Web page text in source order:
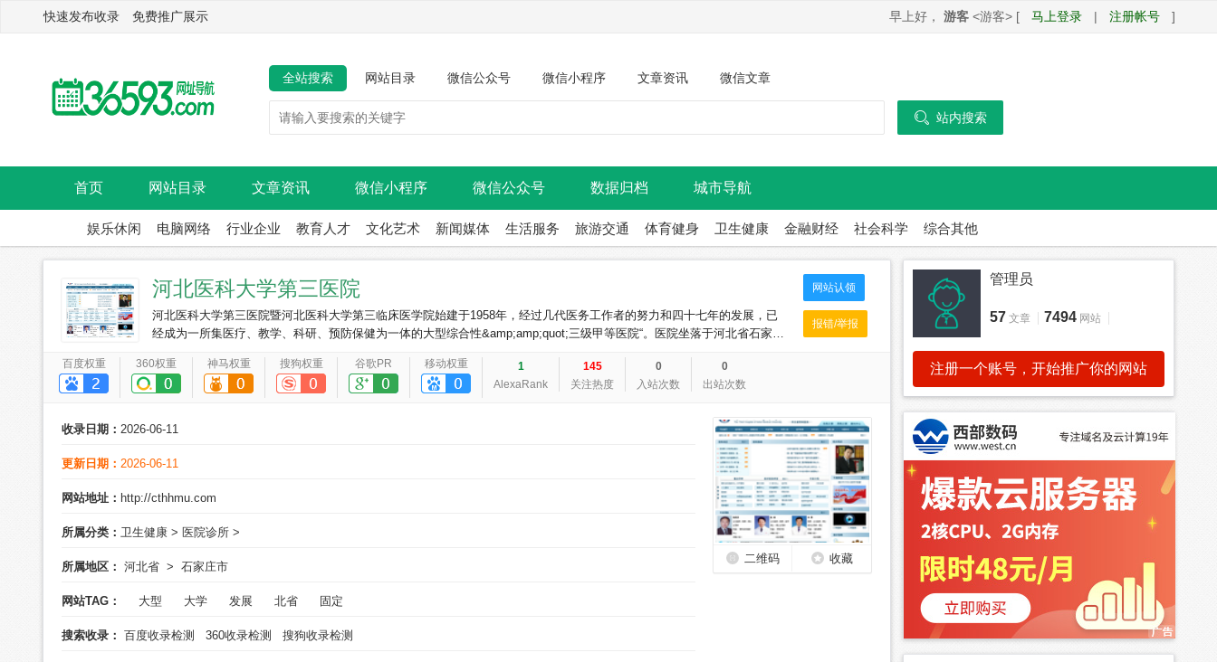
快速发布收录 免费推广展示 早上好， 游客 <游客> [ 马上登录 | 注册帐号 ]
全站搜索 网站目录 微信公众号 微信小程序 文章资讯 微信文章
 站内搜索
首页 网站目录 文章资讯 微信小程序 微信公众号 数据归档 城市导航
娱乐休闲 电脑网络 行业企业 教育人才 文化艺术 新闻媒体 生活服务 旅游交通 体育健身 卫生健康 金融财经 社会科学 综合其他
河北医科大学第三医院
河北医科大学第三医院暨河北医科大学第三临床医学院始建于1958年，经过几代医务工作者的努力和四十七年的发展，已
经成为一所集医疗、教学、科研、预防保健为一体的大型综合性&amp;amp;quot;三级甲等医院“。医院坐落于河北省石家庄
网站认领
报错/举报
百度权重 360权重 神马权重 搜狗权重 谷歌PR 移动权重
1
AlexaRank
145
关注热度
0
入站次数
0
出站次数
收录日期： 2026-06-11
更新日期： 2026-06-11
网站地址： http://cthhmu.com
所属分类： 卫生健康 > 医院诊所 >
所属地区： 河北省 > 石家庄市
网站TAG： 大型 大学 发展 北省 固定
搜索收录： 百度收录检测 360收录检测 搜狗收录检测
二维码 收藏
管理员
57 文章 7494 网站
注册一个账号，开始推广你的网站